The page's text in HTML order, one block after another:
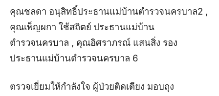
คุณชลดา อนุสิทธิ์ประธานแม่บ้านตำรวจนครบาล2 ,
คุณเพ็ญผกา ใช้สถิตย์ ประธานแม่บ้าน
ตำรวจนครบาล , คุณอิศราภรณ์ แสนสิ่ง รอง
ประธานแม่บ้านตำรวจนครบาล 6
ตรวจเยี่ยมให้กำลังใจ ผู้ป่วยติดเตียง มอบถุง